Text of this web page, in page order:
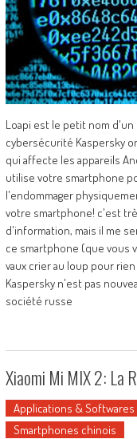
Loapi est le petit nom
cybersécurité Kaspersky
qui affecte les appareils
utilise votre smartphone
l'endommager
votre smartphone! c'est
d'information, mais il me
ce smartphone (que vous
vaux crier au loup pour
Kaspersky n'est pas
société russe
Xiaomi Mi MIX 2: La
Applications & Softwares
Smartphones chinois